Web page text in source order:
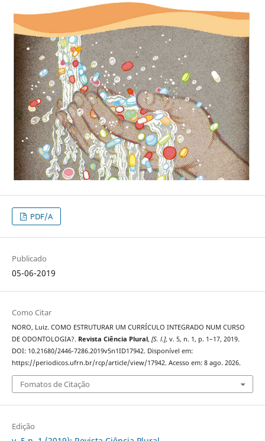
PDF/A
Publicado
05-06-2019
Como Citar
NORO, Luiz. COMO ESTRUTURAR UM CURRÍCULO INTEGRADO NUM CURSO
DE ODONTOLOGIA?. Revista Ciência Plural, [S. l.], v. 5, n. 1, p. 1–17, 2019.
DOI: 10.21680/2446-7286.2019v5n1ID17942. Disponível em:
https://periodicos.ufrn.br/rcp/article/view/17942. Acesso em: 8 ago. 2026.
Fomatos de Citação
Edição